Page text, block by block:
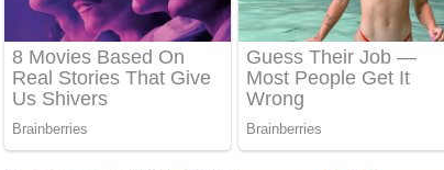
- කටකාර ගීතයේ පද පෙළ
Song Lyrics - තරු යායේ දිලෙනා ගීතයේ පද පෙළ
Lyrics - ඔව් මං සෝසා ගීතයේ පද පෙළ